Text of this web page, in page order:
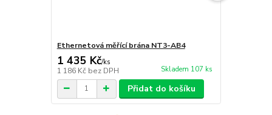
Ethernetová měřící brána NT3-AB4
1 435 Kč/ks
1 186 Kč bez DPH Skladem 107 ks
Přidat do košíku